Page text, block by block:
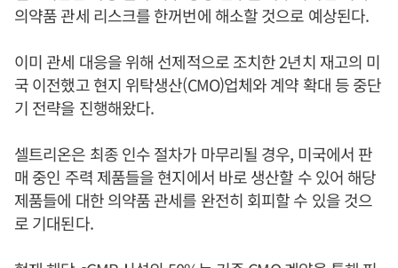
의약품 관세 리스크를 한꺼번에 해소할 것으로 예상된다.
이미 관세 대응을 위해 선제적으로 조치한 2년치 재고의 미
국 이전했고 현지 위탁생산(CMO)업체와 계약 확대 등 중단
기 전략을 진행해왔다.
셀트리온은 최종 인수 절차가 마무리될 경우, 미국에서 판
매 중인 주력 제품들을 현지에서 바로 생산할 수 있어 해당
제품들에 대한 의약품 관세를 완전히 회피할 수 있을 것으
로 기대된다.